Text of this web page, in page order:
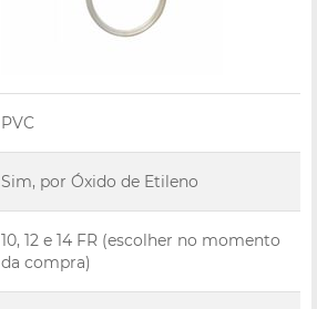
PVC
Sim, por Óxido de Etileno
10, 12 e 14 FR (escolher no momento
da compra)